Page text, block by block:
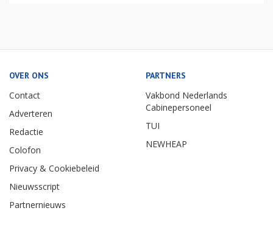
OVER ONS
Contact
Adverteren
Redactie
Colofon
Privacy & Cookiebeleid
Nieuwsscript
Partnernieuws
PARTNERS
Vakbond Nederlands
Cabinepersoneel
TUI
NEWHEAP